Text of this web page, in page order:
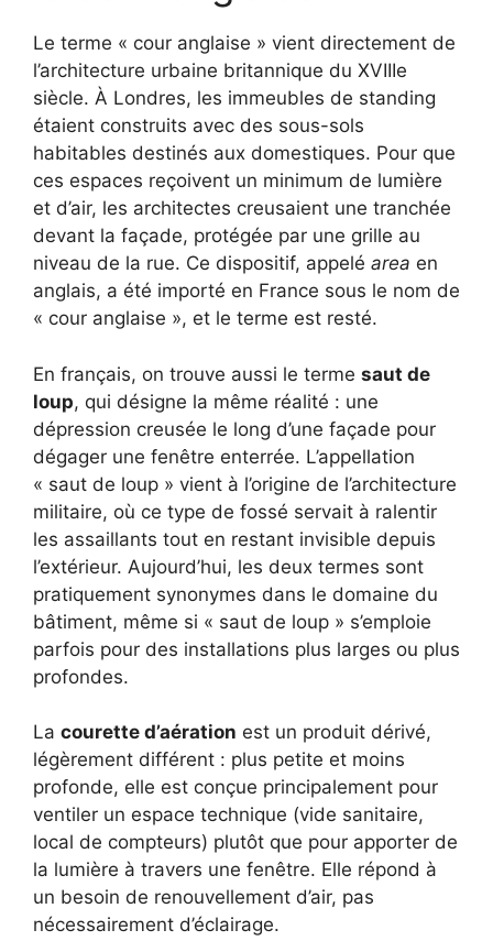
Le terme « cour anglaise » vient directement de
l’architecture urbaine britannique du XVIIIe
siècle. À Londres, les immeubles de standing
étaient construits avec des sous-sols
habitables destinés aux domestiques. Pour que
ces espaces reçoivent un minimum de lumière
et d’air, les architectes creusaient une tranchée
devant la façade, protégée par une grille au
niveau de la rue. Ce dispositif, appelé area en
anglais, a été importé en France sous le nom de
« cour anglaise », et le terme est resté.
En français, on trouve aussi le terme saut de
loup, qui désigne la même réalité : une
dépression creusée le long d’une façade pour
dégager une fenêtre enterrée. L’appellation
« saut de loup » vient à l’origine de l’architecture
militaire, où ce type de fossé servait à ralentir
les assaillants tout en restant invisible depuis
l’extérieur. Aujourd’hui, les deux termes sont
pratiquement synonymes dans le domaine du
bâtiment, même si « saut de loup » s’emploie
parfois pour des installations plus larges ou plus
profondes.
La courette d’aération est un produit dérivé,
légèrement différent : plus petite et moins
profonde, elle est conçue principalement pour
ventiler un espace technique (vide sanitaire,
local de compteurs) plutôt que pour apporter de
la lumière à travers une fenêtre. Elle répond à
un besoin de renouvellement d’air, pas
nécessairement d’éclairage.